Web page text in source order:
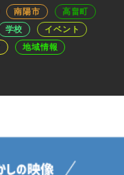
南陽市
高畠町
学校
イベント
地域情報